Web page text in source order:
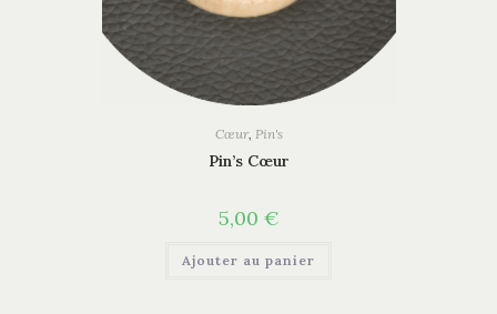
Cœur, Pin's
Pin’s Cœur
5,00 €
Ajouter au panier